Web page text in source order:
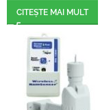
CITEȘTE MAI MULT